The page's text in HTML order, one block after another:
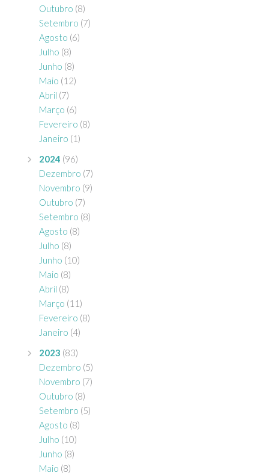
Outubro (8)
Setembro (7)
Agosto (6)
Julho (8)
Junho (8)
Maio (12)
Abril (7)
Março (6)
Fevereiro (8)
Janeiro (1)
2024 (96)
Dezembro (7)
Novembro (9)
Outubro (7)
Setembro (8)
Agosto (8)
Julho (8)
Junho (10)
Maio (8)
Abril (8)
Março (11)
Fevereiro (8)
Janeiro (4)
2023 (83)
Dezembro (5)
Novembro (7)
Outubro (8)
Setembro (5)
Agosto (8)
Julho (10)
Junho (8)
Maio (8)